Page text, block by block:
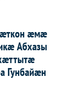
æмæ
Абхазы
Гунбайæн